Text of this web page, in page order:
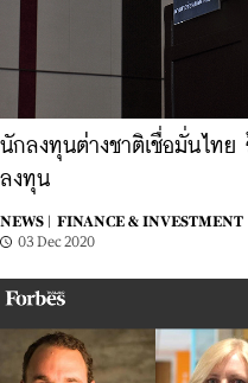
นักลงทุนต่างชาติเชื่อมั่นไทย
ลงทุน
NEWS |
FINANCE & INVESTMENT
03 Dec 2020